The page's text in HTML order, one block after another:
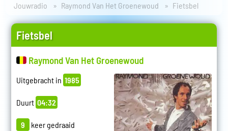
Jouwradio Raymond Van Het Groenewoud Fietsbel
Fietsbel
Raymond Van Het Groenewoud
Uitgebracht in 1985
Duurt 04:32
9 keer gedraaid